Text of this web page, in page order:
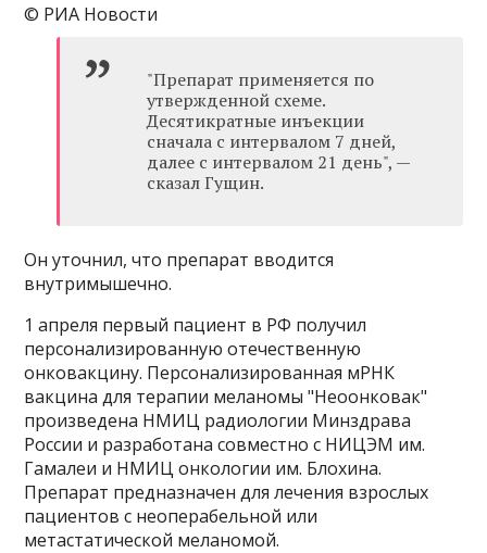
© РИА Новости
"Препарат применяется по
утвержденной схеме.
Десятикратные инъекции
сначала с интервалом 7 дней,
далее с интервалом 21 день", —
сказал Гущин.
Он уточнил, что препарат вводится
внутримышечно.
1 апреля первый пациент в РФ получил
персонализированную отечественную
онковакцину. Персонализированная мРНК
вакцина для терапии меланомы "Неоонковак"
произведена НМИЦ радиологии Минздрава
России и разработана совместно с НИЦЭМ им.
Гамалеи и НМИЦ онкологии им. Блохина.
Препарат предназначен для лечения взрослых
пациентов с неоперабельной или
метастатической меланомой.